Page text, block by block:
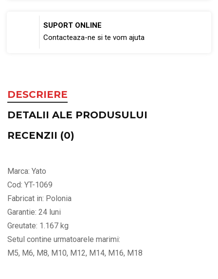
SUPORT ONLINE
Contacteaza-ne si te vom ajuta
DESCRIERE
DETALII ALE PRODUSULUI
RECENZII (0)
Marca: Yato
Cod: YT-1069
Fabricat in: Polonia
Garantie: 24 luni
Greutate: 1.167 kg
Setul contine urmatoarele marimi:
M5, M6, M8, M10, M12, M14, M16, M18